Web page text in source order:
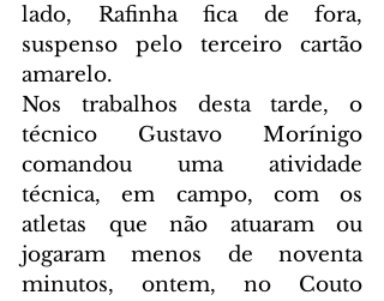
lado, Rafinha fica de fora,
suspenso pelo terceiro cartão
amarelo.
Nos trabalhos desta tarde, o
técnico Gustavo Morínigo
comandou uma atividade
técnica, em campo, com os
atletas que não atuaram ou
jogaram menos de noventa
minutos, ontem, no Couto